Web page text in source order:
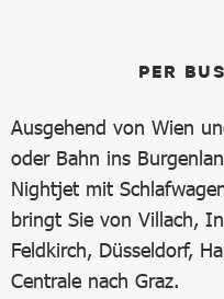
PER
Ausgehend von Wien
oder Bahn ins
Nightjet mit
bringt Sie von Villach,
Feldkirch, Düsseldorf,
Centrale nach Graz.